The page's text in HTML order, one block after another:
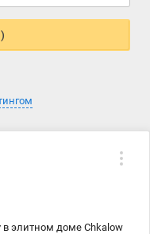
элитном доме Chkalow